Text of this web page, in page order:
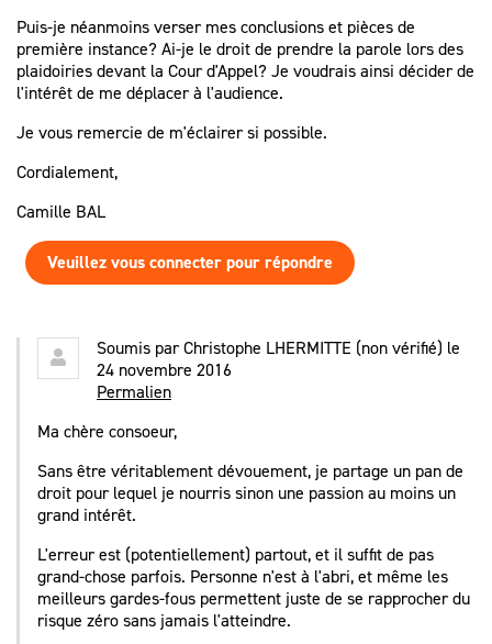
Puis-je néanmoins verser mes conclusions et pièces de
première instance? Ai-je le droit de prendre la parole lors des
plaidoiries devant la Cour d'Appel? Je voudrais ainsi décider de
l'intérêt de me déplacer à l'audience.
Je vous remercie de m'éclairer si possible.
Cordialement,
Camille BAL
Veuillez vous connecter pour répondre
Soumis parChristophe LHERMITTE (non vérifié) le
24 novembre 2016
Permalien
Ma chère consoeur,
Sans être véritablement dévouement, je partage un pan de
droit pour lequel je nourris sinon une passion au moins un
grand intérêt.
L'erreur est (potentiellement) partout, et il suffit de pas
grand-chose parfois. Personne n'est à l'abri, et même les
meilleurs gardes-fous permettent juste de se rapprocher du
risque zéro sans jamais l'atteindre.